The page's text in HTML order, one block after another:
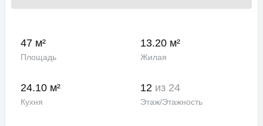
47 м²
Площадь
13.20 м²
Жилая
24.10 м²
Кухня
12 из 24
Этаж/Этажность